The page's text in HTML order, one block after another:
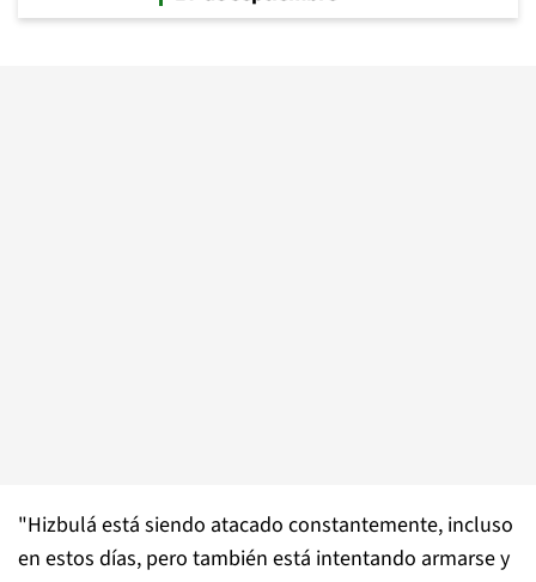
"Hizbulá está siendo atacado constantemente, incluso
en estos días, pero también está intentando armarse y